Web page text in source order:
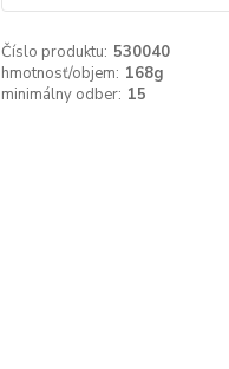
Číslo produktu: 530040
hmotnosť/objem: 168g
minimálny odber: 15